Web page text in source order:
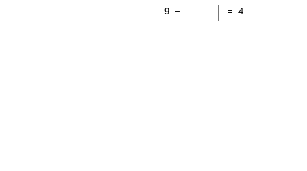
9 − = 4